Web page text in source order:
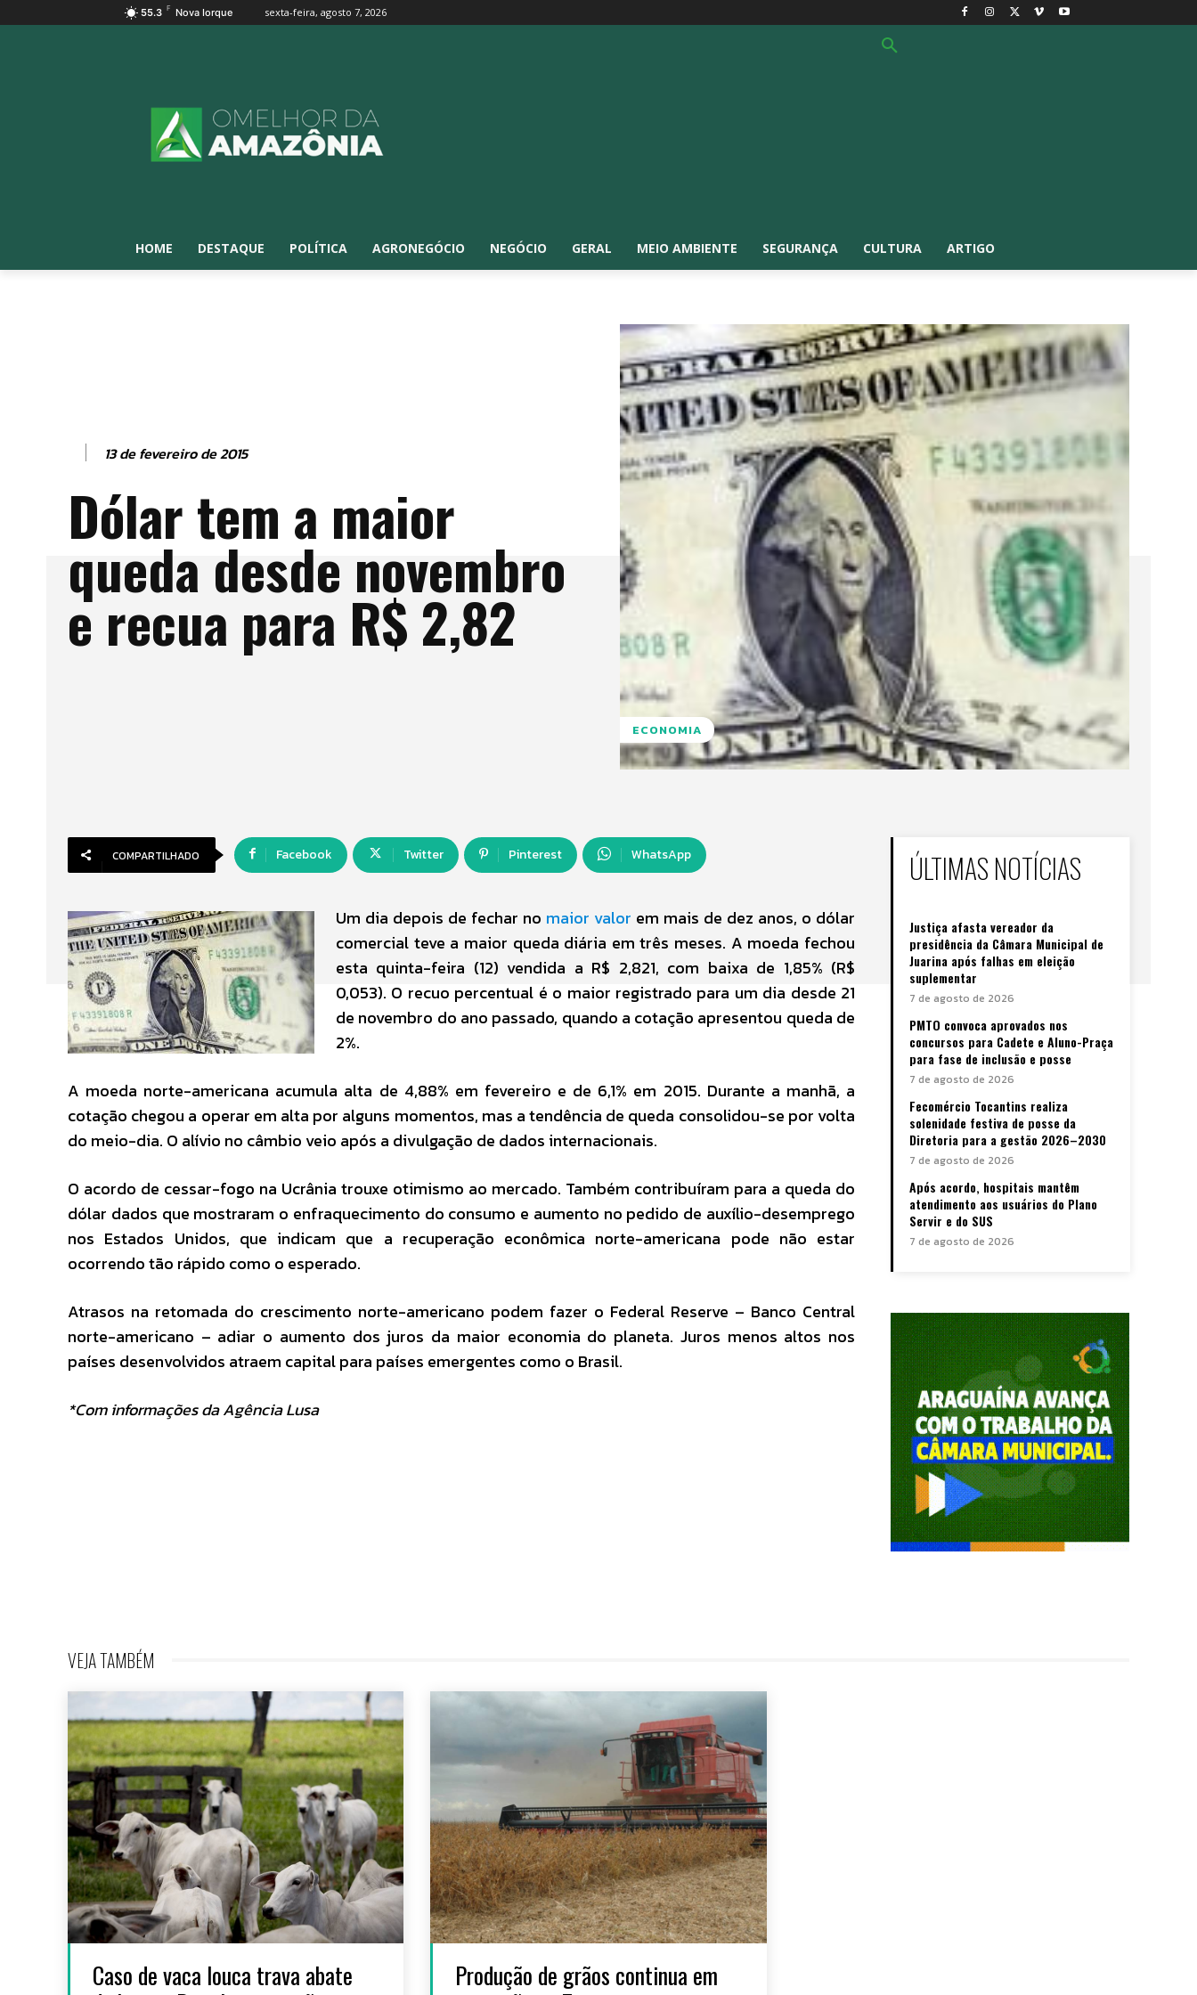
55.3 F Nova Iorque sexta-feira, agosto 7, 2026
HOME DESTAQUE POLÍTICA AGRONEGÓCIO NEGÓCIO GERAL MEIO AMBIENTE SEGURANÇA CULTURA ARTIGO
13 de fevereiro de 2015
Dólar tem a maior
queda desde novembro
e recua para R$ 2,82
ECONOMIA
COMPARTILHADO Facebook Twitter Pinterest WhatsApp
Um dia depois de fechar no maior valor em mais de dez anos, o dólar
comercial teve a maior queda diária em três meses. A moeda fechou
esta quinta-feira (12) vendida a R$ 2,821, com baixa de 1,85% (R$
0,053). O recuo percentual é o maior registrado para um dia desde 21
de novembro do ano passado, quando a cotação apresentou queda de
2%.
A moeda norte-americana acumula alta de 4,88% em fevereiro e de 6,1% em 2015. Durante a manhã, a
cotação chegou a operar em alta por alguns momentos, mas a tendência de queda consolidou-se por volta
do meio-dia. O alívio no câmbio veio após a divulgação de dados internacionais.
O acordo de cessar-fogo na Ucrânia trouxe otimismo ao mercado. Também contribuíram para a queda do
dólar dados que mostraram o enfraquecimento do consumo e aumento no pedido de auxílio-desemprego
nos Estados Unidos, que indicam que a recuperação econômica norte-americana pode não estar
ocorrendo tão rápido como o esperado.
Atrasos na retomada do crescimento norte-americano podem fazer o Federal Reserve – Banco Central
norte-americano – adiar o aumento dos juros da maior economia do planeta. Juros menos altos nos
países desenvolvidos atraem capital para países emergentes como o Brasil.
*Com informações da Agência Lusa
ÚLTIMAS NOTÍCIAS
Justiça afasta vereador da
presidência da Câmara Municipal de
Juarina após falhas em eleição
suplementar
7 de agosto de 2026
PMTO convoca aprovados nos
concursos para Cadete e Aluno-Praça
para fase de inclusão e posse
7 de agosto de 2026
Fecomércio Tocantins realiza
solenidade festiva de posse da
Diretoria para a gestão 2026–2030
7 de agosto de 2026
Após acordo, hospitais mantêm
atendimento aos usuários do Plano
Servir e do SUS
7 de agosto de 2026
VEJA TAMBÉM
Caso de vaca louca trava abate Produção de grãos continua em